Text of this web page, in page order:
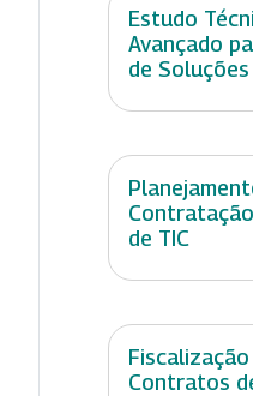
Estudo
Avançado
de Soluções
de TIC
Contratos